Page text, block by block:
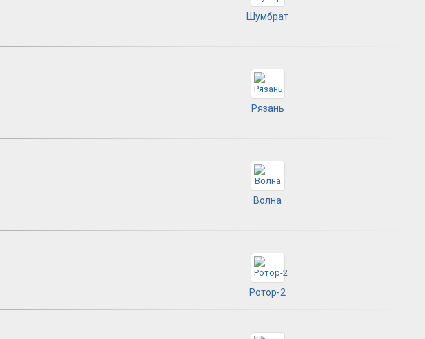
Шумбрат
Рязань
Волна
Ротор-2